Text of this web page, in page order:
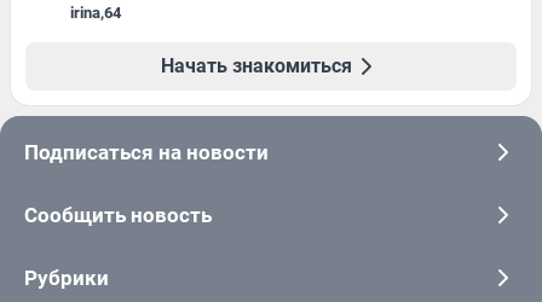
irina,64
Начать знакомиться
Подписаться на новости
Сообщить новость
Рубрики